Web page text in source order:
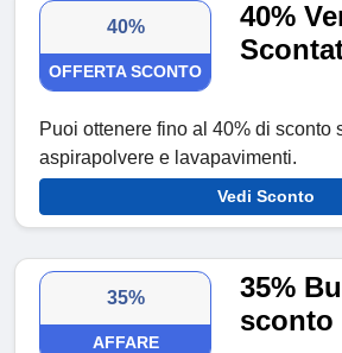
40%
OFFERTA SCONTO
40%
Puoi ottenere fino al 40% di sconto
aspirapolvere e lavapavimenti.
Vedi Sconto
35%
AFFARE
35%
sconto